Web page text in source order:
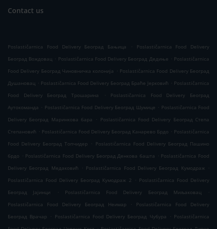
Contact us
Poslastičarnica Food Delivery Београд Бањица .
Poslastičarnica Food Delivery
Београд Вождовац . Poslastičarnica Food Delivery Београд Дедиње . Poslastičarnica
Food Delivery Београд Чиновничка колонија . Poslastičarnica Food Delivery Београд
Душановац . Poslastičarnica Food Delivery Београд Браће Јерковић . Poslastičarnica
Food Delivery Београд Трошарина
.
Poslastičarnica Food Delivery Београд
Аутокоманда . Poslastičarnica Food Delivery Београд Шумице . Poslastičarnica Food
Delivery Београд Маринкова бара
. Poslastičarnica Food Delivery Београд Степа
Степановић . Poslastičarnica Food Delivery Београд Канарево Брдо . Poslastičarnica
Food Delivery Београд Топчидер
. Poslastičarnica Food Delivery Београд Пашино
брдо . Poslastičarnica Food Delivery Београд Денкова башта . Poslastičarnica Food
Delivery Београд Медаковић
. Poslastičarnica Food Delivery Београд Кумодраж .
Poslastičarnica Food Delivery Београд Кумодраж 2
. Poslastičarnica Food Delivery
Београд Јајинци
. Poslastičarnica Food Delivery Београд Миљаковац
.
Poslastičarnica Food Delivery Београд Неимар
.
Poslastičarnica Food Delivery
Београд Врачар
. Poslastičarnica Food Delivery Београд Чубура . Poslastičarnica
.